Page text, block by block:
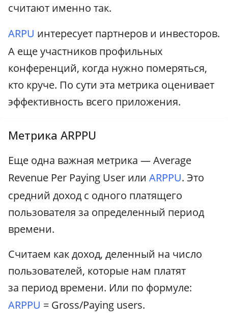
считают именно так.
ARPU интересует партнеров и инвесторов.
А еще участников профильных
конференций, когда нужно померяться,
кто круче. По сути эта метрика оценивает
эффективность всего приложения.
Метрика ARPPU
Еще одна важная метрика — Average
Revenue Per Paying User или ARPPU. Это
средний доход с одного платящего
пользователя за определенный период
времени.
Считаем как доход, деленный на число
пользователей, которые нам платят
за период времени. Или по формуле:
ARPPU = Gross/Paying users.